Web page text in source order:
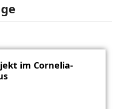
im Cornelia-